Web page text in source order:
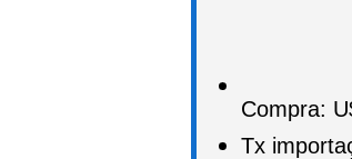
Compra:
Tx